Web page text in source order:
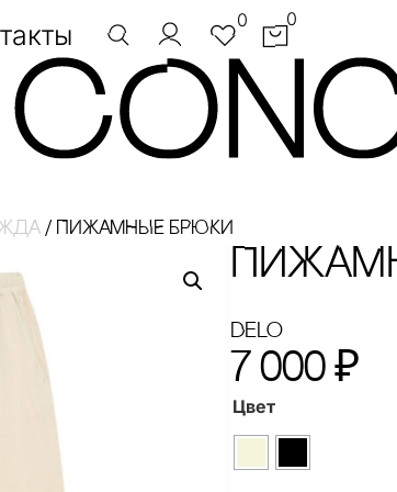
0 0
/ ПИЖАМНЫЕ БРЮКИ
Delo
7 000 ₽
Цвет